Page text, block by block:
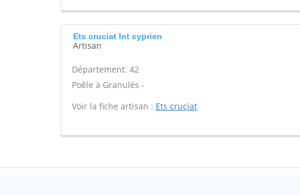
Ets cruciat Int cyprien
Artisan
Département: 42
Poêle à Granulés -
Voir la fiche artisan : Ets cruciat